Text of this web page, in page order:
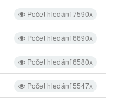
Počet hledání 7590x
Počet hledání 6690x
Počet hledání 6580x
Počet hledání 5547x